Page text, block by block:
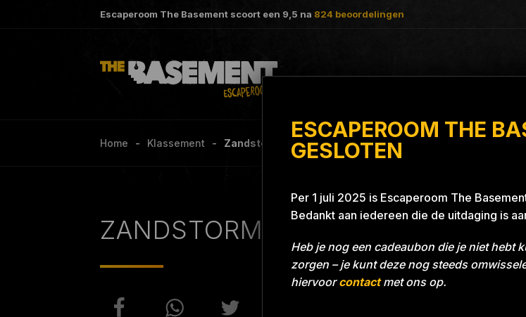
ESCAPEROOM THE
GESLOTEN
Per 1 juli 2025 is Escaperoom The
Bedankt aan iedereen die de uitdaging is
Heb je nog een cadeaubon die je niet hebt
zorgen – je kunt deze nog steeds
hiervoorcontactmet ons op.
Escaperoom The Basement scoort een 9,5 na 824 beoordelingen
Home Klassement Zandstorm Project Blue 26A8
ZANDSTORM